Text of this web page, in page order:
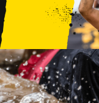
RUNMAGEDDON
22/23.08.2026
RUNMAGEDDON
12/13.09.2026
RUNMAGEDDON
RUNMAGEDDON
26/27.09.2026